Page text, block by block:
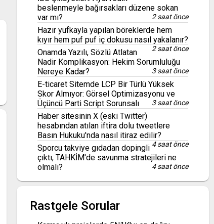
beslenmeyle bağırsakları düzene sokan
var mı?
2 saat önce
Hazır yufkayla yapılan böreklerde hem
kıyır hem puf puf iç dokusu nasıl yakalanır?
2 saat önce
Onamda Yazılı, Sözlü Atlatan
Nadir Komplikasyon: Hekim Sorumluluğu
Nereye Kadar?
3 saat önce
E-ticaret Sitemde LCP Bir Türlü Yüksek
Skor Almıyor: Görsel Optimizasyonu ve
Üçüncü Parti Script Sorunsalı
3 saat önce
Haber sitesinin X (eski Twitter)
hesabından atılan iftira dolu tweetlere
Basın Hukuku'nda nasıl itiraz edilir?
4 saat önce
Sporcu takviye gıdadan dopingli
çıktı, TAHKİM'de savunma stratejileri ne
olmalı?
4 saat önce
Rastgele Sorular